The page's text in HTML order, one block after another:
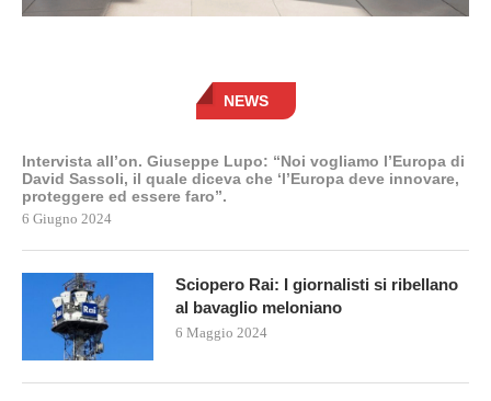
NEWS
Intervista all’on. Giuseppe Lupo: “Noi vogliamo l’Europa di
David Sassoli, il quale diceva che ‘l’Europa deve innovare,
proteggere ed essere faro”.
6 Giugno 2024
Sciopero Rai: I giornalisti si ribellano
al bavaglio meloniano
6 Maggio 2024